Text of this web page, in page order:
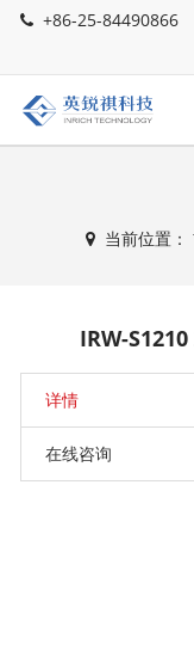
+86-25-84490866
当前位置：
IRW-
详情
在线咨询